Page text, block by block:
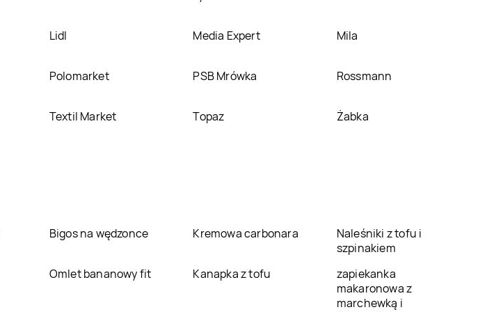
Lidl Media Expert Mila
Polomarket PSB Mrówka Rossmann
Textil Market Topaz Żabka
Bigos na wędzonce Kremowa carbonara
Naleśniki z tofu i
szpinakiem
Omlet bananowy fit Kanapka z tofu
zapiekanka
makaronowa z
marchewką i